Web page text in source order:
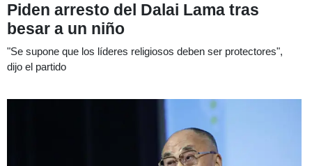
Piden arresto del Dalai Lama tras
besar a un niño
"Se supone que los líderes religiosos deben ser protectores",
dijo el partido